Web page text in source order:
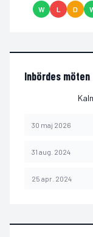
W L D
Inbördes möten
30 maj 2026
31 aug. 2024
25 apr. 2024